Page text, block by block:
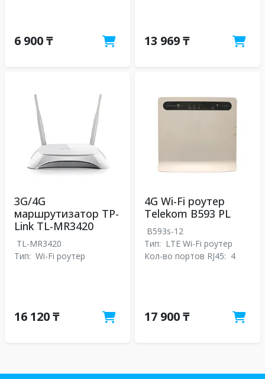
6 900 ₸ 13 969 ₸
3G/4G
маршрутизатор TP-
Link TL-MR3420
TL-MR3420
Тип: Wi-Fi роутер
16 120 ₸
4G Wi-Fi роутер
Telekom B593 PL
B593s-12
Тип: LTE Wi-Fi роутер
Кол-во портов RJ45: 4
17 900 ₸